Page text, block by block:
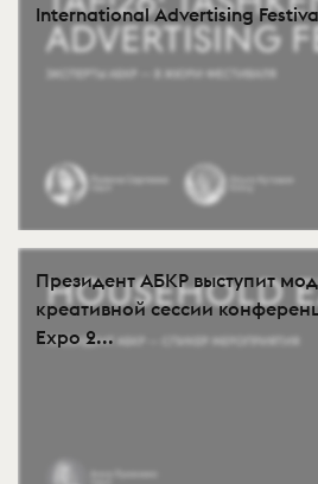
International Advertising
Президент АБКР выступит
креативной сессии
Expo 2...